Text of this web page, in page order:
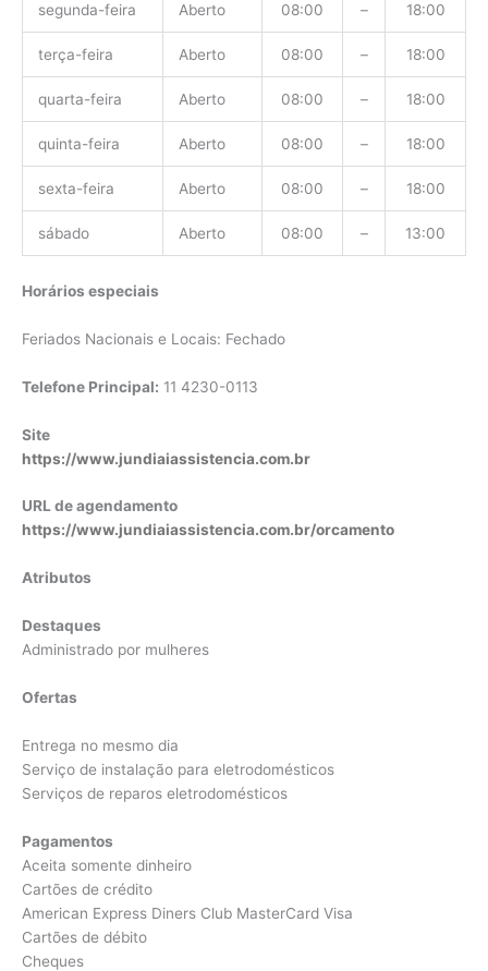
segunda-feira Aberto 08:00 – 18:00
terça-feira Aberto 08:00 – 18:00
quarta-feira Aberto 08:00 – 18:00
quinta-feira Aberto 08:00 – 18:00
sexta-feira Aberto 08:00 – 18:00
sábado Aberto 08:00 – 13:00
Horários especiais
Feriados Nacionais e Locais: Fechado
Telefone Principal: 11 4230-0113
Site
https://www.jundiaiassistencia.com.br
URL de agendamento
https://www.jundiaiassistencia.com.br/orcamento
Atributos
Destaques
Administrado por mulheres
Ofertas
Entrega no mesmo dia
Serviço de instalação para eletrodomésticos
Serviços de reparos eletrodomésticos
Pagamentos
Aceita somente dinheiro
Cartões de crédito
American Express Diners Club MasterCard Visa
Cartões de débito
Cheques